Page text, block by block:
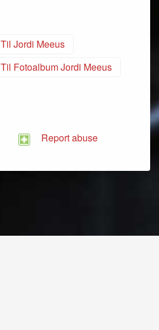
Til Jordi Meeus
Til Fotoalbum Jordi Meeus
Report abuse